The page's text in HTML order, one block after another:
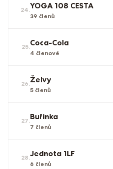
24.YOGA 108 CESTA
39 členů
25.Coca-Cola
4 členové
26.Želvy
5 členů
27.Buřinka
7 členů
28.Jednota 1LF
6 členů